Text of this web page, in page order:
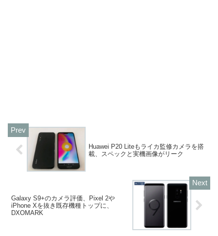
Huawei P20 Liteもライカ監修カメラを搭
載、スペックと実機画像がリーク
Galaxy S9+のカメラ評価、Pixel 2や
iPhone Xを抜き既存機種トップに、
DXOMARK